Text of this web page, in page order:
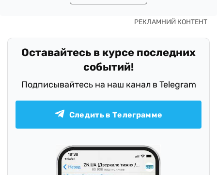
Оставайтесь в курсе последних
событий!
Подписывайтесь на наш канал в Telegram
Следить в Телеграмме